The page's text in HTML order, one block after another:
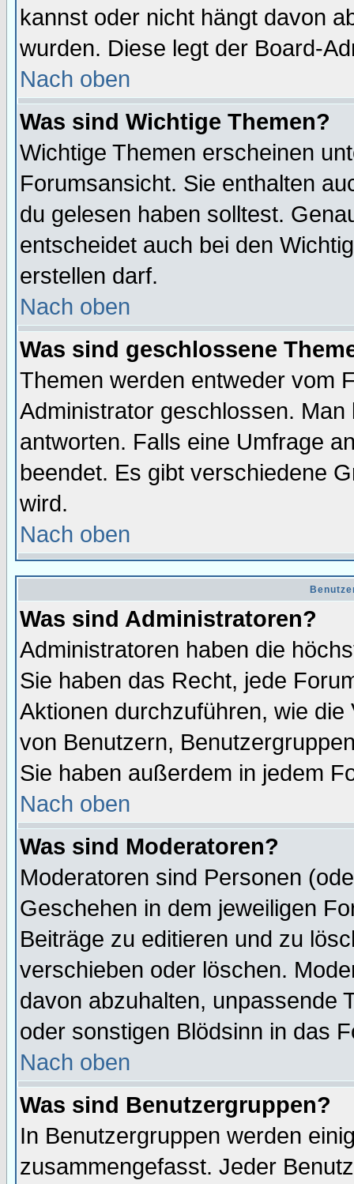
kannst oder nicht hängt davon
wurden. Diese legt der Board-
Nach oben
Was sind Wichtige Themen?
Wichtige Themen erscheinen
Forumsansicht. Sie enthalten
du gelesen haben solltest.
entscheidet auch bei den
erstellen darf.
Nach oben
Was sind geschlossene
Themen werden entweder vom
Administrator geschlossen.
antworten. Falls eine Umfrage
beendet. Es gibt verschiedene
wird.
Nach oben
Was sind Administratoren?
Administratoren haben die
Sie haben das Recht, jede
Aktionen durchzuführen, wie
von Benutzern,
Sie haben außerdem in jedem
Nach oben
Was sind Moderatoren?
Moderatoren sind Personen
Geschehen in dem jeweiligen
Beiträge zu editieren und zu
verschieben oder löschen.
davon abzuhalten, unpassende
oder sonstigen Blödsinn in das
Nach oben
Was sind Benutzergruppen?
In Benutzergruppen werden
zusammengefasst. Jeder